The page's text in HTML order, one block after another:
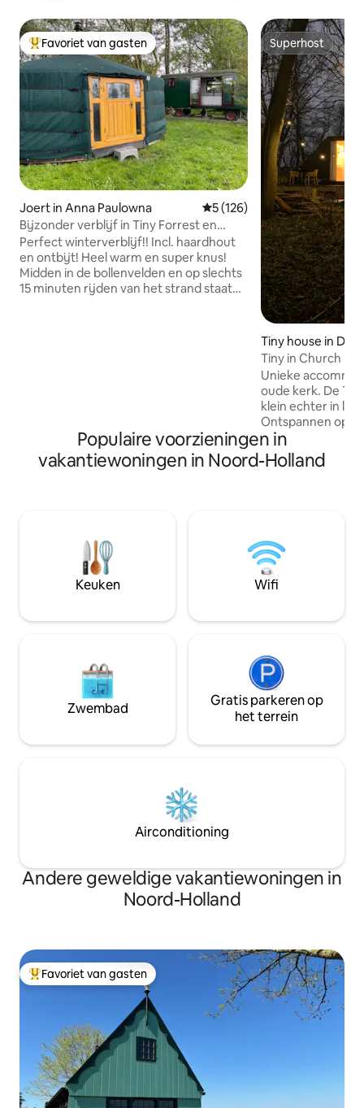
Topfavoriet van gasten
Favoriet van gasten
Joert in Anna Paulowna Gemiddelde beoordeling
5 (126)
Bijzonder verblijf in Tiny Forrest en
bollenvelden
Perfect winterverblijf!! Incl. haardhout
en ontbijt! Heel warm en super knus!
Midden in de bollenvelden en op slechts
15 minuten rijden van het strand staat
samenzijn.
Superhost
Superhost
Tiny house in
Tiny in Church
Unieke
oude kerk. De
klein echter in
Ontspannen op
bostuin. (Hottub
dag/€25
je opgestookt)
Jouw boeking is
de renovatie &
prachtige
Populaire voorzieningen in
vakantiewoningen in Noord-Holland
Keuken Wifi
Zwembad
Gratis parkeren op
het terrein
Airconditioning
Andere geweldige vakantiewoningen in
Noord-Holland
Topfavoriet van gasten
Favoriet van gasten